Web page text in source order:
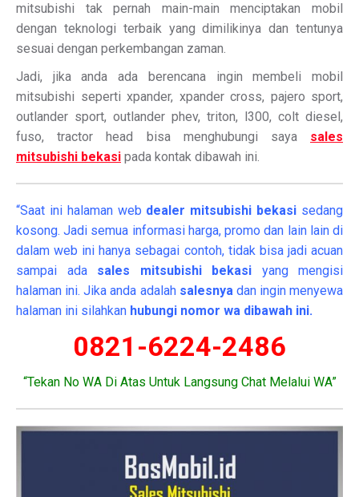
mitsubishi tak pernah main-main menciptakan mobil
dengan teknologi terbaik yang dimilikinya dan tentunya
sesuai dengan perkembangan zaman.
Jadi, jika anda ada berencana ingin membeli mobil
mitsubishi seperti xpander, xpander cross, pajero sport,
outlander sport, outlander phev, triton, l300, colt diesel,
fuso, tractor head bisa menghubungi saya sales
mitsubishi bekasi pada kontak dibawah ini.
“Saat ini halaman web dealer mitsubishi bekasi sedang
kosong. Jadi semua informasi harga, promo dan lain lain di
dalam web ini hanya sebagai contoh, tidak bisa jadi acuan
sampai ada sales mitsubishi bekasi yang mengisi
halaman ini. Jika anda adalah salesnyadan ingin menyewa
halaman ini silahkan hubungi nomor wa dibawah ini.
0821-6224-2486
“Tekan No WA Di Atas Untuk Langsung Chat Melalui WA”